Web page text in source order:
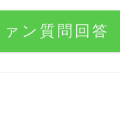
ン質問回答